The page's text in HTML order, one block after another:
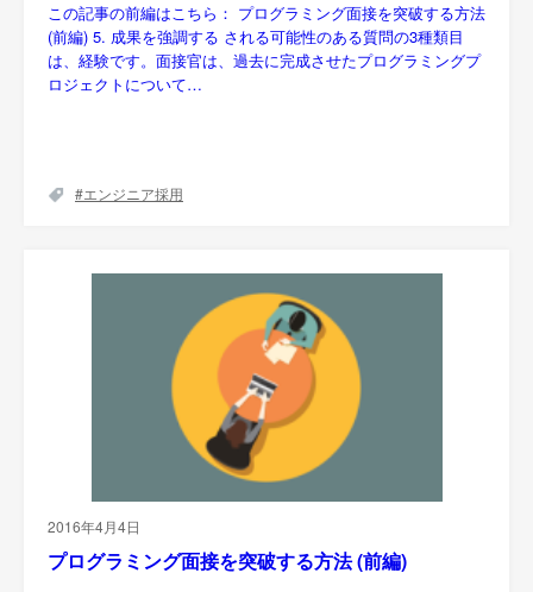
この記事の前編はこちら： プログラミング面接を突破する方法
(前編) 5. 成果を強調する される可能性のある質問の3種類目
は、経験です。面接官は、過去に完成させたプログラミングプ
ロジェクトについて…
エンジニア採用
2016年4月4日
プログラミング面接を突破する方法 (前編)